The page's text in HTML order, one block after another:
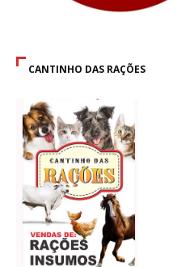
CANTINHO DAS RAÇÕES